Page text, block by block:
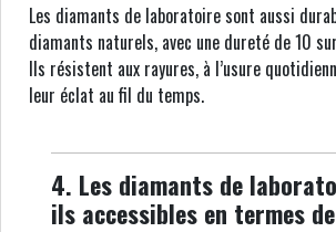
Les diamants de laboratoire sont aussi
diamants naturels, avec une dureté de 10
Ils résistent aux rayures, à l’usure
leur éclat au fil du temps.
4. Les diamants de
ils accessibles en termes